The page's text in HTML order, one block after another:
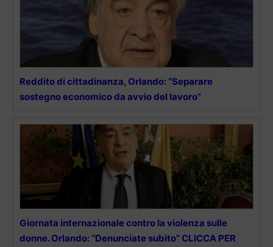
Reddito di cittadinanza, Orlando: “Separare
sostegno economico da avvio del lavoro”
Giornata internazionale contro la violenza sulle
donne. Orlando: “Denunciate subito” CLICCA PER